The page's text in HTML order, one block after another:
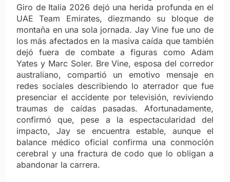
Giro de Italia 2026 dejó una herida profunda en el
UAE Team Emirates, diezmando su bloque de
montaña en una sola jornada. Jay Vine fue uno de
los más afectados en la masiva caída que también
dejó fuera de combate a figuras como Adam
Yates y Marc Soler. Bre Vine, esposa del corredor
australiano, compartió un emotivo mensaje en
redes sociales describiendo lo aterrador que fue
presenciar el accidente por televisión, reviviendo
traumas de caídas pasadas. Afortunadamente,
confirmó que, pese a la espectacularidad del
impacto, Jay se encuentra estable, aunque el
balance médico oficial confirma una conmoción
cerebral y una fractura de codo que lo obligan a
abandonar la carrera.